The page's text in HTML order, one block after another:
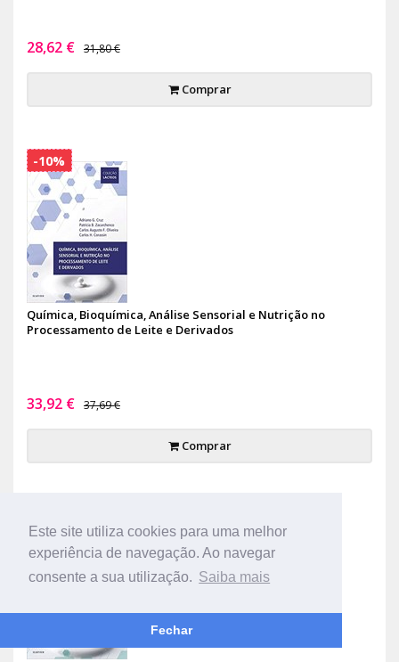
Este site utiliza cookies para uma melhor
experiência de navegação. Ao navegar
consente a sua utilização. Saiba mais
Fechar
28,62 € 31,80 €
Comprar
Química, Bioquímica, Análise Sensorial e Nutrição no
Processamento de Leite e Derivados
33,92 € 37,69 €
Comprar
-10%